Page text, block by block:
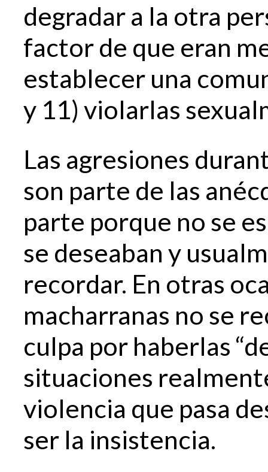
degradar a la otra
factor de que eran
establecer una
y 11) violarlas
Las agresiones
son parte de las
parte porque no se
se deseaban y
recordar. En otras
macharranas no se
culpa por haberlas
situaciones
violencia que pasa
ser la insistencia.